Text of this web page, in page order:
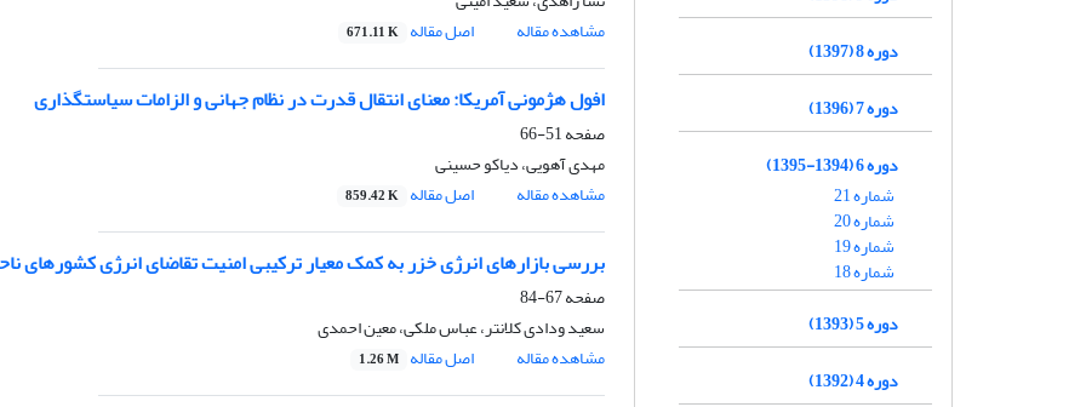
مشاهده مقاله
اصل مقاله 671.11 K
افول هژمونی آمریکا: معنای انتقال قدرت در نظام جهانی و الزامات سیاستگذاری
صفحه51-66
مهدی آهویی، دیاکو حسینی
مشاهده مقاله
اصل مقاله 859.42 K
بررسی بازارهای انرژی خزر به کمک معیار ترکیبی امنیت تقاضای انرژی کشورهای ناحیه خزر در
صفحه67-84
سعید ودادی کلانتر، عباس ملکی، معین احمدی
مشاهده مقاله
اصل مقاله 1.26 M
دوره 8 (1397)
دوره 7 (1396)
دوره 6 (1394-1395)
شماره 21
شماره 20
شماره 19
شماره 18
دوره 5 (1393)
دوره 4 (1392)